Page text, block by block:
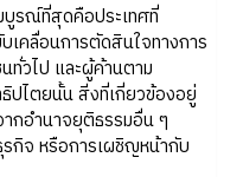
รณ์ที่สุดคือประเทศที่
เคลื่อนการตัดสินใจทางการ
ทั่วไป และผู้ค้านตาม
ปไตยนั้น สิ่งที่เกี่ยวข้องอยู่
กอำนาจยุติธรรมอื่น ๆ
กิจ หรือการเผชิญหน้ากับ